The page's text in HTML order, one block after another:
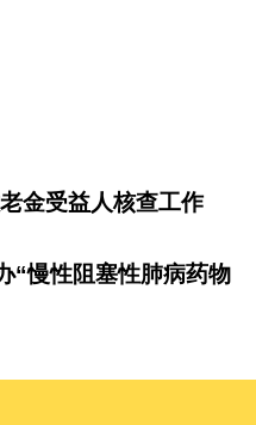
金受益人核查工作
“慢性阻塞性肺病药物